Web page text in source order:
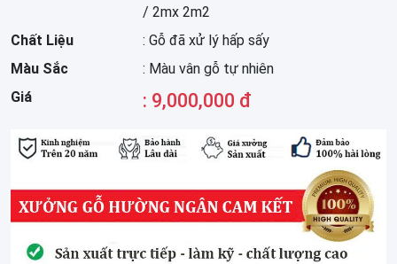
/ 2mx 2m2
Chất Liệu
: Gỗ đã xử lý hấp sấy
Màu Sắc
: Màu vân gỗ tự nhiên
Giá
: 9,000,000 đ